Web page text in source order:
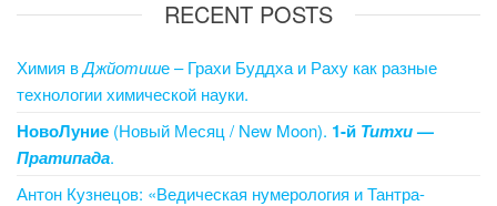
RECENT POSTS
Химия вДжйотише – Грахи Буддха и Раху как разные
технологии химической науки.
НовоЛуние (Новый Месяц / New Moon). 1-й Титхи—
Пратипада.
Антон Кузнецов: «Ведическая нумерология и Тантра-